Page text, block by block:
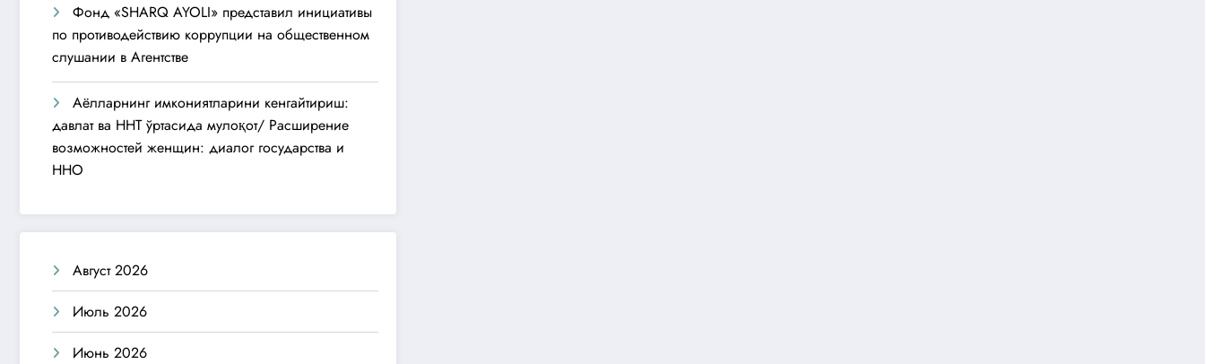
Фонд «SHARQ AYOLI» представил инициативы
по противодействию коррупции на общественном
слушании в Агентстве
Аёлларнинг имкониятларини кенгайтириш:
давлат ва ННТ ўртасида мулоқот/ Расширение
возможностей женщин: диалог государства и
ННО
Август 2026
Июль 2026
Июнь 2026